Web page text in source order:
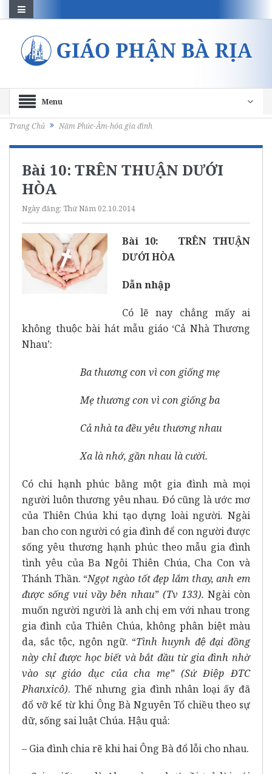
Menu
Trang Chủ Năm Phúc-Âm-hóa gia đình
Bài 10: TRÊN THUẬN DƯỚI
HÒA
Ngày đăng: Thứ Năm 02.10.2014
Bài 10: TRÊN THUẬN
DƯỚI HÒA
Dẫn nhập
Có lẽ nay chẳng mấy ai
không thuộc bài hát mẫu giáo ‘Cả Nhà Thương
Nhau’:
Ba thương con vì con giống mẹ
Mẹ thương con vì con giống ba
Cả nhà ta đều yêu thương nhau
Xa là nhớ, gần nhau là cười.
Có chi hạnh phúc bằng một gia đình mà mọi
người luôn thương yêu nhau. Đó cũng là ước mơ
của Thiên Chúa khi tạo dựng loài người. Ngài
ban cho con người có gia đình để con người được
sống yêu thương hạnh phúc theo mẫu gia đình
tình yêu của Ba Ngôi Thiên Chúa, Cha Con và
Thánh Thần. “Ngọt ngào tốt đẹp lắm thay, anh em
được sống vui vầy bên nhau” (Tv 133). Ngài còn
muốn người người là anh chị em với nhau trong
gia đình của Thiên Chúa, không phân biệt màu
da, sắc tộc, ngôn ngữ. “Tình huynh đệ đại đồng
này chỉ được học biết và bắt đầu từ gia đình nhờ
vào sự giáo dục của cha mẹ” (Sứ Điệp ĐTC
Phanxicô). Thế nhưng gia đình nhân loại ấy đã
đổ vỡ kể từ khi Ông Bà Nguyên Tổ chiều theo sự
dữ, sống sai luật Chúa. Hậu quả:
– Gia đình chia rẽ khi hai Ông Bà đổ lỗi cho nhau.